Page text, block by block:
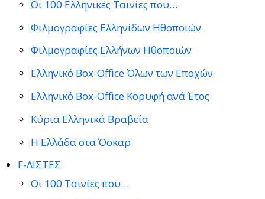
Οι 100 Ελληνικές Ταινίες που…
Φιλμογραφίες Ελληνίδων Ηθοποιών
Φιλμογραφίες Ελλήνων Ηθοποιών
Ελληνικό Box-Office Όλων των Εποχών
Ελληνικό Box-Office Κορυφή ανά Έτος
Κύρια Ελληνικά Βραβεία
Η Ελλάδα στα Όσκαρ
F-ΛΙΣΤΕΣ
Οι 100 Ταινίες που…